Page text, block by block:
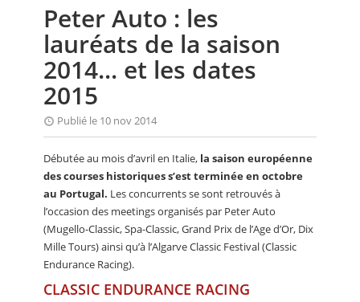
ANNUAIRES
PETITES ANNONCES
Peter Auto : les
lauréats de la saison
2014... et les dates
2015
Publié le 10 nov 2014
Débutée au mois d’avril en Italie, la saison européenne
des courses historiques s’est terminée en octobre
au Portugal. Les concurrents se sont retrouvés à
l’occasion des meetings organisés par Peter Auto
(Mugello-Classic, Spa-Classic, Grand Prix de l’Age d’Or, Dix
Mille Tours) ainsi qu’à l’Algarve Classic Festival (Classic
Endurance Racing).
CLASSIC ENDURANCE RACING